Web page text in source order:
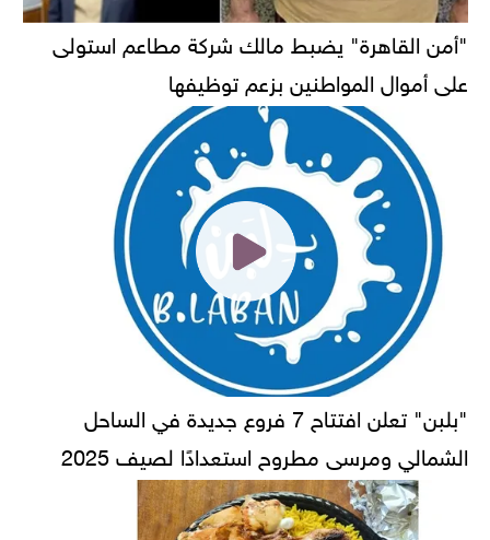
"أمن القاهرة" يضبط مالك شركة مطاعم استولى
على أموال المواطنين بزعم توظيفها
"بلبن" تعلن افتتاح 7 فروع جديدة في الساحل
الشمالي ومرسى مطروح استعدادًا لصيف 2025